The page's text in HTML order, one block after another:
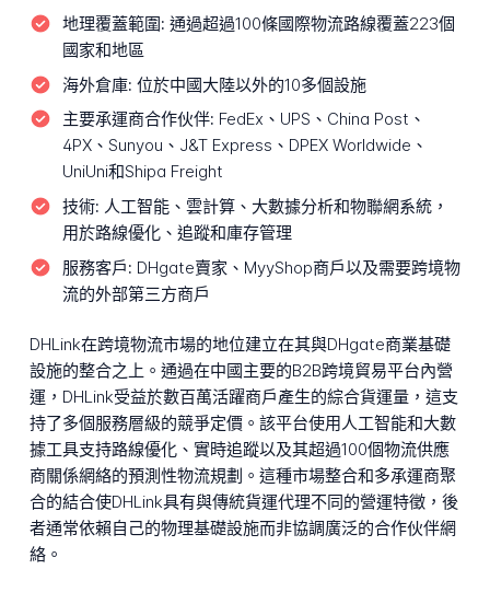
地理覆蓋範圍: 通過超過100條國際物流路線覆蓋223個
國家和地區
海外倉庫: 位於中國大陸以外的10多個設施
主要承運商合作伙伴: FedEx、UPS、China Post、
4PX、Sunyou、J&T Express、DPEX Worldwide、
UniUni和Shipa Freight
技術: 人工智能、雲計算、大數據分析和物聯網系統，
用於路線優化、追蹤和庫存管理
服務客戶: DHgate賣家、MyyShop商戶以及需要跨境物
流的外部第三方商戶
DHLink在跨境物流市場的地位建立在其與DHgate商業基礎
設施的整合之上。通過在中國主要的B2B跨境貿易平台內營
運，DHLink受益於數百萬活躍商戶產生的綜合貨運量，這支
持了多個服務層級的競爭定價。該平台使用人工智能和大數
據工具支持路線優化、實時追蹤以及其超過100個物流供應
商關係網絡的預測性物流規劃。這種市場整合和多承運商聚
合的結合使DHLink具有與傳統貨運代理不同的營運特徵，後
者通常依賴自己的物理基礎設施而非協調廣泛的合作伙伴網
絡。